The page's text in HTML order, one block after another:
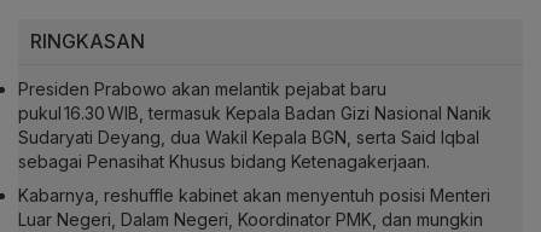
RINGKASAN
Presiden Prabowo akan melantik pejabat baru
pukul 16.30 WIB, termasuk Kepala Badan Gizi Nasional Nanik
Sudaryati Deyang, dua Wakil Kepala BGN, serta Said Iqbal
sebagai Penasihat Khusus bidang Ketenagakerjaan.
Kabarnya, reshuffle kabinet akan menyentuh posisi Menteri
Luar Negeri, Dalam Negeri, Koordinator PMK, dan mungkin